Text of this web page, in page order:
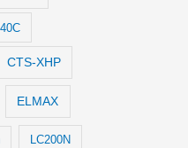
CTS-XHP
ELMAX
LC200N